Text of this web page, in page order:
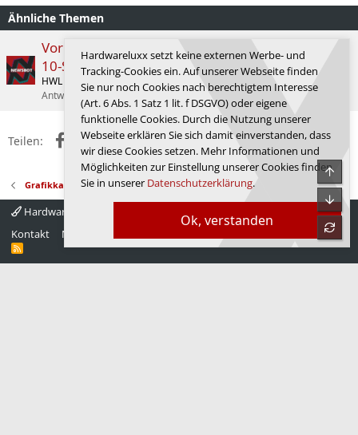
Ähnliche Themen
Vor zehn Jahren: NVIDIA bringt die GeForce-RTX-
10-Serie auf den Markt
HWL News Bot
Grafikkarten
Antworten 30 10.05.2026 just m3
Teilen: FacebookX (Twitter)
RedditWhatsApp
E-MailLink
Grafikkarten
Hardwareluxx 4.0
Kontakt
Nutzungsbedingungen Startseite
R
Ok, verstanden
Hardwareluxx setzt keine externen Werbe- und
Tracking-Cookies ein. Auf unserer Webseite finden
Sie nur noch Cookies nach berechtigtem Interesse
(Art. 6 Abs. 1 Satz 1 lit. f DSGVO) oder eigene
funktionelle Cookies. Durch die Nutzung unserer
Webseite erklären Sie sich damit einverstanden, dass
wir diese Cookies setzen. Mehr Informationen und
Möglichkeiten zur Einstellung unserer Cookies finden
Sie in unserer Datenschutzerklärung.